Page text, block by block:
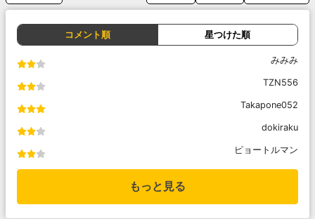
コメント順 星つけた順
みみみ
TZN556
Takapone052
dokiraku
ピョートルマン
もっと見る